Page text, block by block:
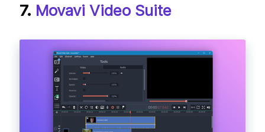
7. Movavi Video Suite